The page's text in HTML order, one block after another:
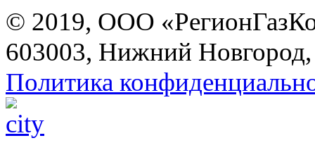
© 2019, ООО
603003, Нижний
Политика